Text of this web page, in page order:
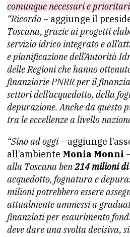
comunque necessari e
“Ricordo – aggiunge il
Toscana, grazie ai progetti
servizio idrico integrato e
e pianificazione dell’Autorità
delle Regioni che hanno
finanziarie PNRR per il
settori dell’acquedotto, della
depurazione. Anche da questo
tra le eccellenze a livello
“Sino ad oggi – aggiunge
all’ambiente Monia Monni
alla Toscana ben214 milioni di
acquedotto, fognatura e
milioni potrebbero essere
attualmente ammessi a
finanziati per esaurimento
deve dare una svolta decisiva,